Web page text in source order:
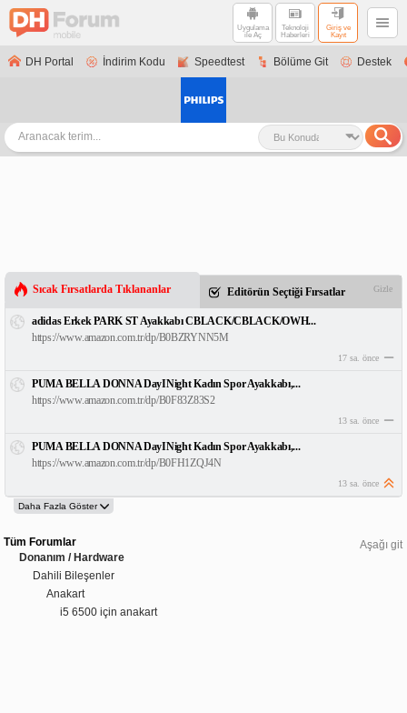
Uygulama
ile Aç
Teknoloji
Haberleri
Giriş ve
Kayıt
DH Portal İndirim Kodu Speedtest Bölüme Git Destek
Sıcak Fırsatlarda Tıklananlar Editörün Seçtiği Fırsatlar Gizle
adidas Erkek PARK ST Ayakkabı CBLACK/CBLACK/OWH...
https://www.amazon.com.tr/dp/B0BZRYNN5M
17 sa. önce
PUMA BELLA DONNA DayINight Kadın Spor Ayakkabı,...
https://www.amazon.com.tr/dp/B0F83Z83S2
13 sa. önce
PUMA BELLA DONNA DayINight Kadın Spor Ayakkabı,...
https://www.amazon.com.tr/dp/B0FH1ZQJ4N
13 sa. önce
Aşağı git
Tüm Forumlar
Donanım / Hardware
Dahili Bileşenler
Anakart
i5 6500 için anakart